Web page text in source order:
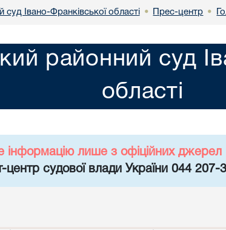
Івано-Франківської області • Прес-центр •
районний суд
області
інформацію лише з офіційних джерел
центр судової влади України 044 207-